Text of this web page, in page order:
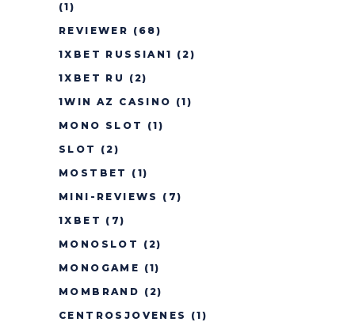
(1)
REVIEWER (68)
1XBET RUSSIAN1 (2)
1XBET RU
(2)
1WIN AZ CASINO (1)
MONO SLOT
(1)
SLOT
(2)
MOSTBET
(1)
MINI-REVIEWS
(7)
1XBET (7)
MONOSLOT
(2)
MONOGAME (1)
MOMBRAND (2)
CENTROSJOVENES
(1)